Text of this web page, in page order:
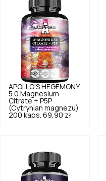
APOLLO'S HEGEMONY
5.0 Magnesium
Citrate + P5P
(Cytrynian magnezu)
200 kaps. 69,90 zł